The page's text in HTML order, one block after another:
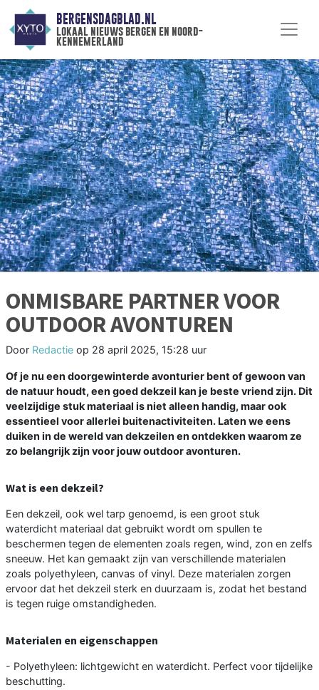
BERGENSDAGBLAD.NL
lokaal nieuws bergen en noord-
kennemerland
ONMISBARE PARTNER VOOR
OUTDOOR AVONTUREN
Door Redactie op 28 april 2025, 15:28 uur
Of je nu een doorgewinterde avonturier bent of gewoon van
de natuur houdt, een goed dekzeil kan je beste vriend zijn. Dit
veelzijdige stuk materiaal is niet alleen handig, maar ook
essentieel voor allerlei buitenactiviteiten. Laten we eens
duiken in de wereld van dekzeilen en ontdekken waarom ze
zo belangrijk zijn voor jouw outdoor avonturen.
Wat is een dekzeil?
Een dekzeil, ook wel tarp genoemd, is een groot stuk
waterdicht materiaal dat gebruikt wordt om spullen te
beschermen tegen de elementen zoals regen, wind, zon en zelfs
sneeuw. Het kan gemaakt zijn van verschillende materialen
zoals polyethyleen, canvas of vinyl. Deze materialen zorgen
ervoor dat het dekzeil sterk en duurzaam is, zodat het bestand
is tegen ruige omstandigheden.
Materialen en eigenschappen
- Polyethyleen: lichtgewicht en waterdicht. Perfect voor tijdelijke
beschutting.